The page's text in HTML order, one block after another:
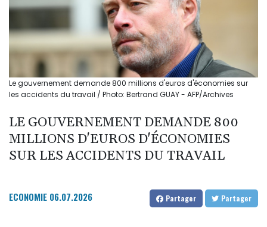
Le gouvernement demande 800 millions d'euros d'économies sur
les accidents du travail / Photo: Bertrand GUAY - AFP/Archives
LE GOUVERNEMENT DEMANDE 800
MILLIONS D'EUROS D'ÉCONOMIES
SUR LES ACCIDENTS DU TRAVAIL
ECONOMIE 06.07.2026 Partager Partager